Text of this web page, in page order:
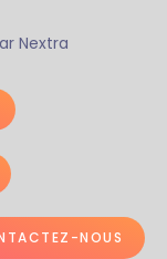
Nextra
NOUS